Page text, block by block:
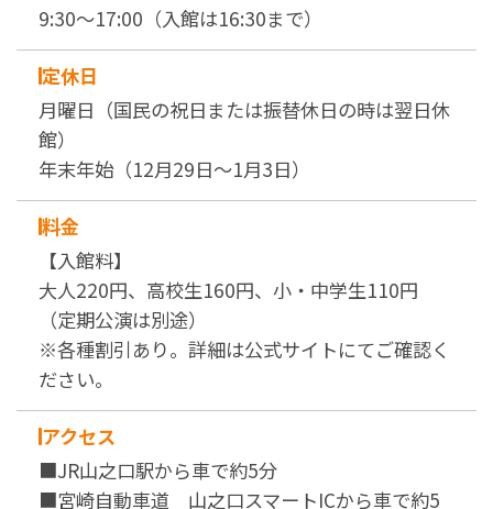
9:30～17:00（入館は16:30まで）
定休日
月曜日（国民の祝日または振替休日の時は翌日休
館）
年末年始（12月29日～1月3日）
料金
【入館料】
大人220円、高校生160円、小・中学生110円
（定期公演は別途）
※各種割引あり。詳細は公式サイトにてご確認く
ださい。
アクセス
■JR山之口駅から車で約5分
■宮崎自動車道 山之口スマートICから車で約5